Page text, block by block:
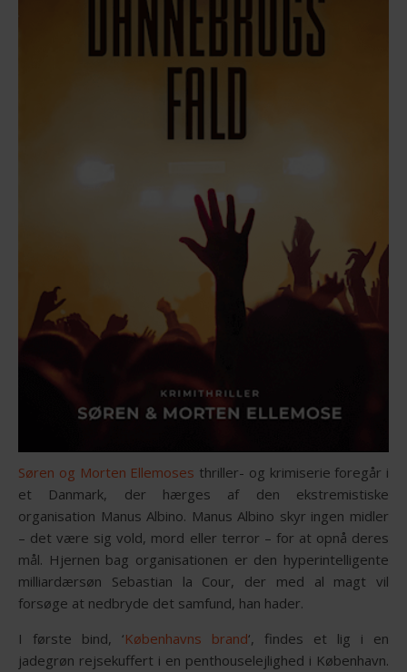
Søren og Morten Ellemoses thriller- og krimiserie foregår i
et Danmark, der hærges af den ekstremistiske
organisation Manus Albino. Manus Albino skyr ingen midler
– det være sig vold, mord eller terror – for at opnå deres
mål. Hjernen bag organisationen er den hyperintelligente
milliardærsøn Sebastian la Cour, der med al magt vil
forsøge at nedbryde det samfund, han hader.
I første bind, ‘Københavns brand‘, findes et lig i en
jadegrøn rejsekuffert i en penthouselejlighed i København.